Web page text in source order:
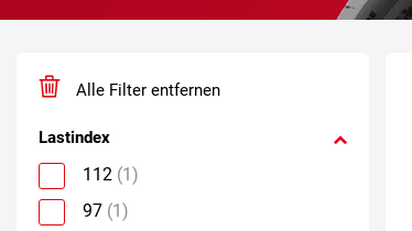
Alle Filter entfernen
Lastindex
112 (1)
97 (1)